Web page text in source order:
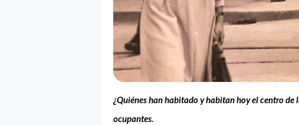
¿Quiénes han habitado y habitan hoy el centro de
ocupantes.